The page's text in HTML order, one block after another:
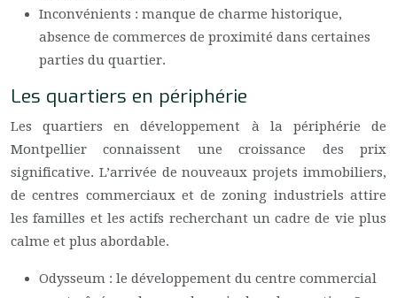
Inconvénients : manque de charme historique,
absence de commerces de proximité dans certaines
parties du quartier.
Les quartiers en périphérie
Les quartiers en développement à la périphérie de
Montpellier connaissent une croissance des prix
significative. L’arrivée de nouveaux projets immobiliers,
de centres commerciaux et de zoning industriels attire
les familles et les actifs recherchant un cadre de vie plus
calme et plus abordable.
Odysseum : le développement du centre commercial